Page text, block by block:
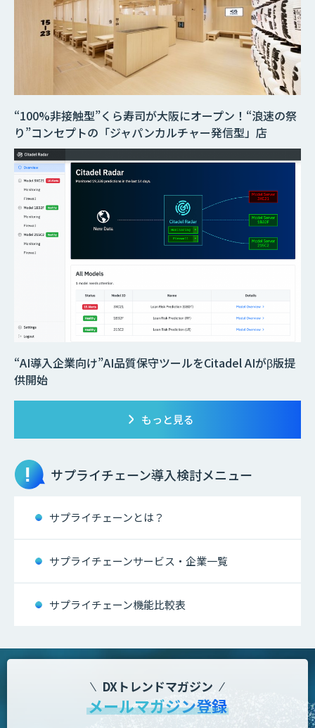
“AI導入企業向け”AI品質保守ツールをCitadel AIがβ版提
供開始
“100%非接触型”くら寿司が大阪にオープン！“浪速の祭
り”コンセプトの「ジャパンカルチャー発信型」店
もっと見る
サプライチェーン導入検討メニュー
サプライチェーンとは？
サプライチェーンサービス・企業一覧
サプライチェーン機能比較表
DXトレンドマガジン
メールマガジン登録